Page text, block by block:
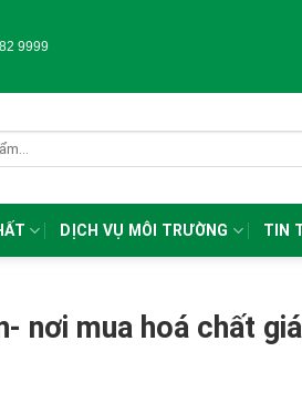
9999
DỊCH VỤ MÔI TRƯỜNG TIN
nơi mua hoá chất